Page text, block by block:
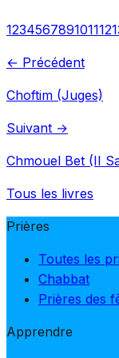
123456789101112
← Précédent
Choftim (Juges)
Suivant →
Chmouel Bet (II
Tous les livres
Prières
Toutes les
Chabbat
Prières des
Apprendre